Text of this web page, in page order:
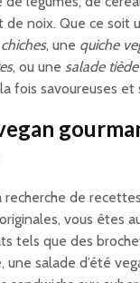
de noix. Que ce soit
, une quiche
, ou une salade
fois savoureuses et
recherche de
vous êtes
tels que des
une salade d’été